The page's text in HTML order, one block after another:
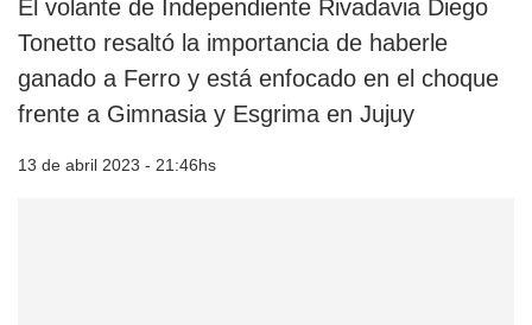
El volante de Independiente Rivadavia Diego
Tonetto resaltó la importancia de haberle
ganado a Ferro y está enfocado en el choque
frente a Gimnasia y Esgrima en Jujuy
13 de abril 2023 - 21:46hs